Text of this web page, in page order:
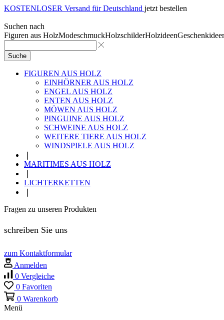
KOSTENLOSER Versand für Deutschland jetzt bestellen
Suchen nach
Figuren aus HolzModeschmuckHolzschilderHolzideen
Suche
FIGUREN AUS HOLZ
EINHÖRNER AUS HOLZ
ENGEL AUS HOLZ
ENTEN AUS HOLZ
MÖWEN AUS HOLZ
PINGUINE AUS HOLZ
SCHWEINE AUS HOLZ
WEITERE TIERE AUS HOLZ
WINDSPIELE AUS HOLZ
MARITIMES AUS HOLZ
LICHTERKETTEN
Fragen zu unseren Produkten
schreiben Sie uns
zum Kontaktformular
Anmelden
0 Vergleiche
0 Favoriten
0 Warenkorb
Menü